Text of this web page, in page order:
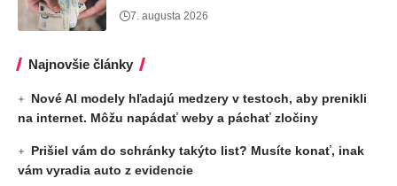
7. augusta 2026
Najnovšie články
Nové AI modely hľadajú medzery v testoch, aby prenikli
na internet. Môžu napádať weby a páchať zločiny
Prišiel vám do schránky takýto list? Musíte konať, inak
vám vyradia auto z evidencie